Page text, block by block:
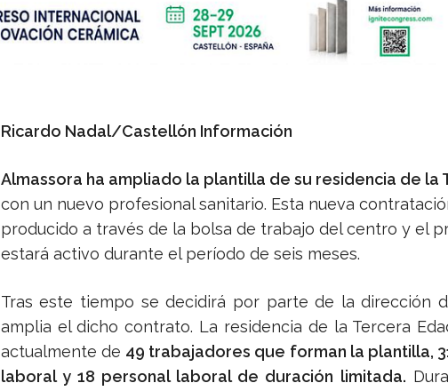
Ricardo Nadal/Castellón Información
Almassora ha ampliado la plantilla de su residencia de la
con un nuevo profesional sanitario. Esta nueva
producido a través de la bolsa de trabajo del centro y el
estará activo durante el período de seis meses.
Tras este tiempo se decidirá por parte de la dirección
amplia el dicho contrato. La residencia de la Tercera
actualmente de 49 trabajadores que forman la plantilla,
laboral y 18 personal laboral de duración limitada.